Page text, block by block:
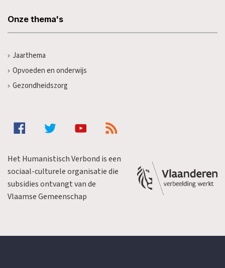
Onze thema's
Jaarthema
Opvoeden en onderwijs
Gezondheidszorg
Het Humanistisch Verbond is een
sociaal-culturele organisatie die
subsidies ontvangt van de
Vlaamse Gemeenschap